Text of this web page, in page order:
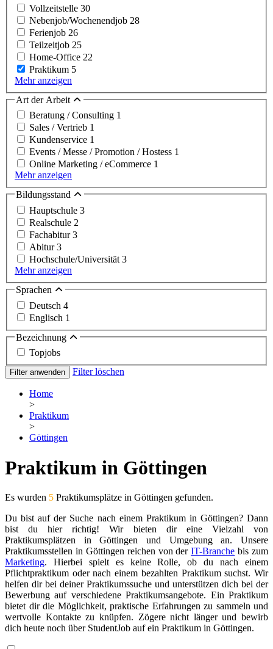
Vollzeitstelle 30
Nebenjob/Wochenendjob 28
Ferienjob 26
Teilzeitjob 25
Home-Office 22
Praktikum 5
Mehr anzeigen
Art der Arbeit
Beratung / Consulting 1
Sales / Vertrieb 1
Kundenservice 1
Events / Messe / Promotion / Hostess 1
Online Marketing / eCommerce 1
Mehr anzeigen
Bildungsstand
Hauptschule 3
Realschule 2
Fachabitur3
Abitur3
Hochschule/Universität 3
Mehr anzeigen
Sprachen
Deutsch 4
Englisch 1
Bezeichnung
Topjobs
Filter anwenden Filter löschen
Home
>
Praktikum
>
Göttingen
Praktikum in Göttingen
Es wurden 5 Praktikumsplätze in Göttingen gefunden.
Du bist auf der Suche nach einem Praktikum in Göttingen? Dann
bist du hier richtig! Wir bieten dir eine Vielzahl von
Praktikumsplätzen in Göttingen und Umgebung an. Unsere
Praktikumsstellen in Göttingen reichen von derIT-Branche bis zum
Marketing. Hierbei spielt es keine Rolle, ob du nach einem
Pflichtpraktikum oder nach einem bezahlten Praktikum suchst. Wir
helfen dir bei deiner Praktikumssuche und unterstützen dich bei der
Bewerbung auf verschiedene Praktikumsangebote. Ein Praktikum
bietet dir die Möglichkeit, praktische Erfahrungen zu sammeln und
wertvolle Kontakte zu knüpfen. Zögere nicht länger und bewirb
dich heute noch über StudentJob auf ein Praktikum in Göttingen.